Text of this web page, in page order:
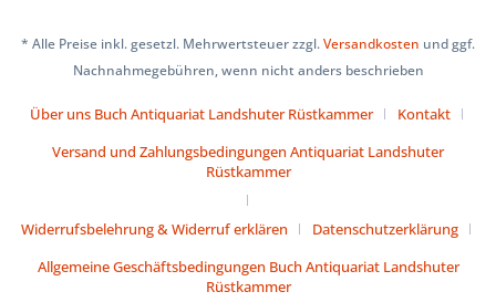
* Alle Preise inkl. gesetzl. Mehrwertsteuer zzgl.Versandkosten und ggf.
Nachnahmegebühren, wenn nicht anders beschrieben
Über uns Buch Antiquariat Landshuter Rüstkammer
Kontakt
Versand und Zahlungsbedingungen Antiquariat Landshuter
Rüstkammer
Widerrufsbelehrung & Widerruf erklären
Datenschutzerklärung
Allgemeine Geschäftsbedingungen Buch Antiquariat Landshuter
Rüstkammer